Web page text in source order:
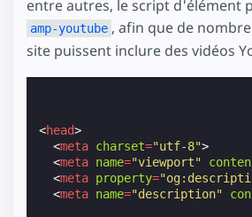
entre autres, le script d'élément
amp-youtube , afin que de
site puissent inclure des vidéos
<head>
<meta charset="utf-8">
<meta name="viewport"
<meta property=
<meta name="description"